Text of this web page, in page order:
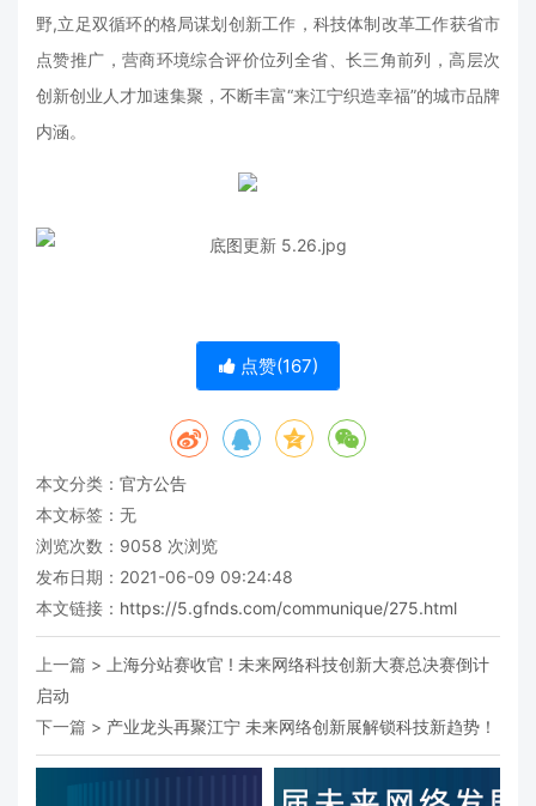
野,立足双循环的格局谋划创新工作，科技体制改革工作获省市
点赞推广，营商环境综合评价位列全省、长三角前列，高层次
创新创业人才加速集聚，不断丰富“来江宁织造幸福”的城市品牌
内涵。
点赞(167)
本文分类： 官方公告
本文标签：无
浏览次数： 9058 次浏览
发布日期：2021-06-09 09:24:48
本文链接： https://5.gfnds.com/communique/275.html
上一篇 >
上海分站赛收官 ! 未来网络科技创新大赛总决赛倒计
启动
下一篇 > 产业龙头再聚江宁 未来网络创新展解锁科技新趋势！